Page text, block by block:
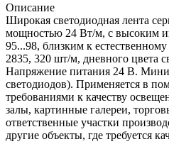
Описание
Широкая светодиодная лента
мощностью 24 Вт/м, с высоким
95...98, близким к
2835, 320 шт/м, дневного цвета
Напряжение питания 24 В.
светодиодов). Применяется в
требованиями к качеству
залы, картинные галереи,
ответственные участки
другие объекты, где требуется